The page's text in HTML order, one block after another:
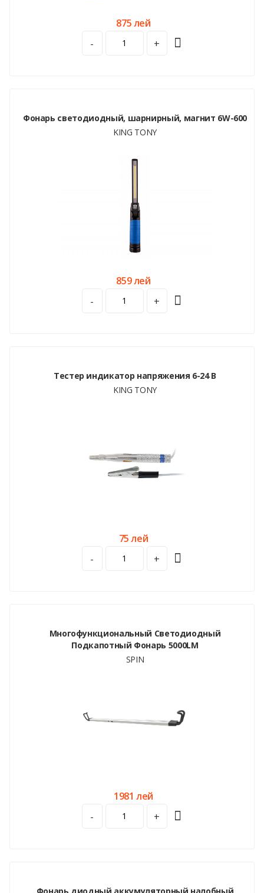
875 лей
-
+
Фонарь светодиодный, шарнирный, магнит 6W-600
KING TONY
859 лей
-
+
Тестер индикатор напряжения 6-24 В
KING TONY
75 лей
-
+
Многофункциональный Светодиодный
Подкапотный Фонарь 5000LM
SPIN
1981 лей
-
+